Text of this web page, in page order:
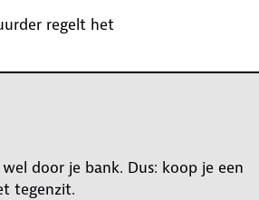
regelt het
door je bank. Dus: koop je een
tegenzit.